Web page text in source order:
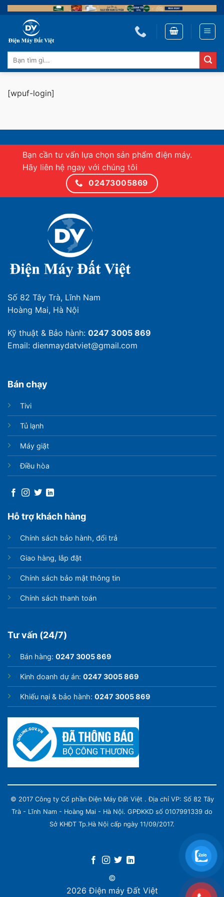
Skip
to
content
Tìm
kiếm:
[wpuf-login]
Bạn cần tư vấn lựa chọn sản phẩm điện máy.
Hãy liên hệ ngay với chúng tôi
02473005869
Số 82 Tây Trà, Lĩnh Nam
Hoàng Mai, Hà Nội
Kỹ thuật & Bảo hành: 0247 3005 869
Email: dienmaydatviet@gmail.com
Bán chạy
Tivi
Tủ lạnh
Máy giặt
Điều hòa
Hỗ trợ khách hàng
Chính sách bảo hành, đổi trả
Giao hàng, lắp đặt
Chính sách bảo mật thông tin
Chính sách thanh toán
Tư vấn (24/7)
Bán hàng: 0247 3005 869
Kinh doanh dự án: 0247 3005 869
Khiếu nại & bảo hành: 0247 3005 869
© 2017 Công ty Cổ phần Điện Máy Đất Việt . Địa chỉ VP: Số 82 Tây
Trà - Lĩnh Nam - Hoàng Mai - Hà Nội. GPĐKKD số 0107991339 do
Sở KHĐT Tp.Hà Nội cấp ngày 11/09/2017.
©
2026 Điện máy Đất Việt